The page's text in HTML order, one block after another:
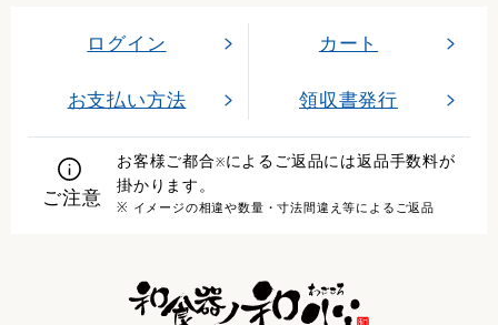
ログイン カート
お支払い方法 領収書発行
ご注意
お客様ご都合※によるご返品には返品手数料が
掛かります。
※ イメージの相違や数量・寸法間違え等によるご返品